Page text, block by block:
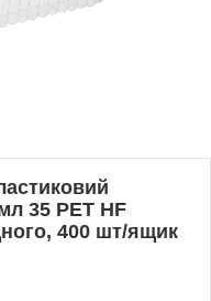
35 PET HF
400 шт/ящик